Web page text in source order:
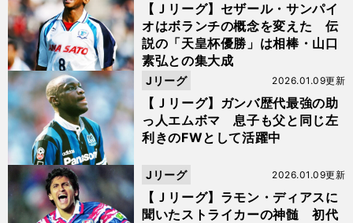
【Ｊリーグ】セザール・サンパイ
オはボランチの概念を変えた 伝
説の「天皇杯優勝」は相棒・山口
素弘との集大成
【Ｊリーグ】ガンバ歴代最強の助
っ人エムボマ 息子も父と同じ左
利きのFWとして活躍中
2026.01.09更新
Jリーグ
【Ｊリーグ】ラモン・ディアスに
聞いたストライカーの神髄 初代
2026.01.09更新
Jリーグ